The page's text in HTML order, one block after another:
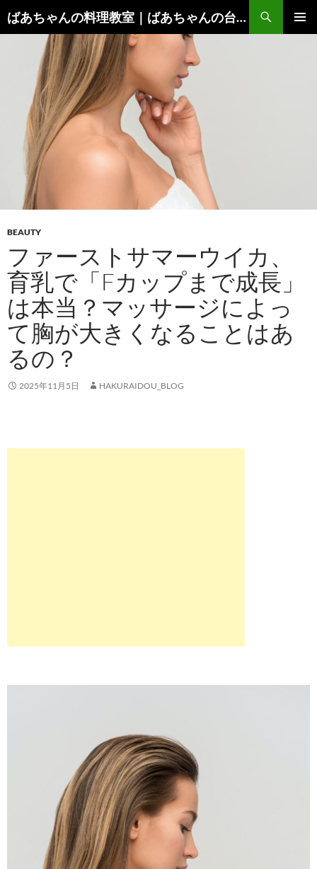
ン
ばあちゃんの料理教室｜ばあちゃんの台所から学ぶ、食と健康の知恵
索
BEAUTY
ファーストサマーウイカ、
育乳で「Fカップまで成長」
は本当？マッサージによっ
て胸が大きくなることはあ
るの？
2025年11月5日 HAKURAIDOU_BLOG